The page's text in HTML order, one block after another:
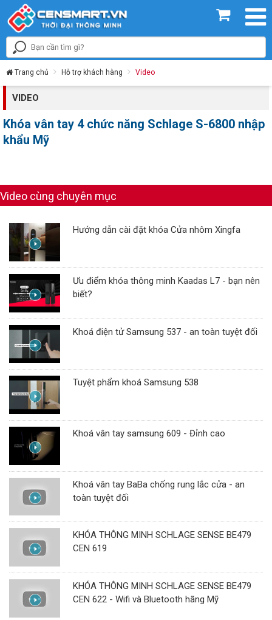
Trang chủ Hỗ trợ khách hàng Video
VIDEO
Khóa vân tay 4 chức năng Schlage S-6800 nhập
khẩu Mỹ
Video cùng chuyên mục
Hướng dẫn cài đặt khóa Cửa nhôm Xingfa
Ưu điểm khóa thông minh Kaadas L7 - bạn nên
biết?
Khoá điện tử Samsung 537 - an toàn tuyệt đối
Tuyệt phẩm khoá Samsung 538
Khoá vân tay samsung 609 - Đỉnh cao
Khoá vân tay BaBa chống rung lắc cửa - an
toàn tuyệt đối
KHÓA THÔNG MINH SCHLAGE SENSE BE479
CEN 619
KHÓA THÔNG MINH SCHLAGE SENSE BE479
CEN 622 - Wifi và Bluetooth hãng Mỹ